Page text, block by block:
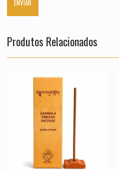
Produtos Relacionados